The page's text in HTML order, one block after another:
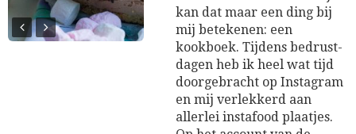
kan dat maar een ding bij
mij betekenen: een
kookboek. Tijdens bedrust-
dagen heb ik heel wat tijd
doorgebracht op Instagram
en mij verlekkerd aan
allerlei instafood plaatjes.